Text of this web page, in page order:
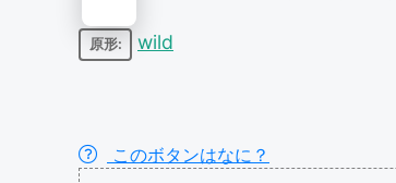
原形: wild
このボタンはなに？